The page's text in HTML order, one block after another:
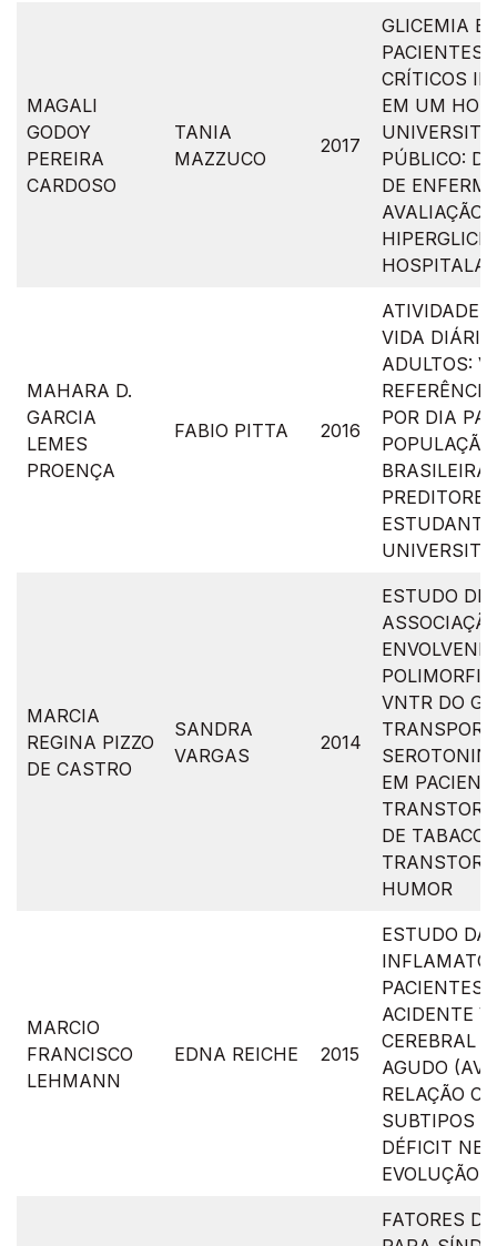
MAGALI
GODOY
PEREIRA
CARDOSO
TANIA
MAZZUCO
2017
GLICEMIA
PACIENTES
CRÍTICOS
EM UM
PÚBLICO:
DE
AVALIAÇÃO
MAHARA D.
GARCIA
LEMES
PROENÇA
FABIO PITTA 2016
ATIVIDADE
VIDA
ADULTOS:
POR DIA
POPULAÇÃO
MARCIA
REGINA PIZZO
DE CASTRO
SANDRA
VARGAS
2014
ESTUDO DE
VNTR DO
EM
DE TABACO
HUMOR
MARCIO
FRANCISCO
LEHMANN
EDNA REICHE 2015
ESTUDO DA
PACIENTES
ACIDENTE
CEREBRAL
AGUDO
RELAÇÃO
SUBTIPOS
DÉFICIT
EVOLUÇÃO
FATORES